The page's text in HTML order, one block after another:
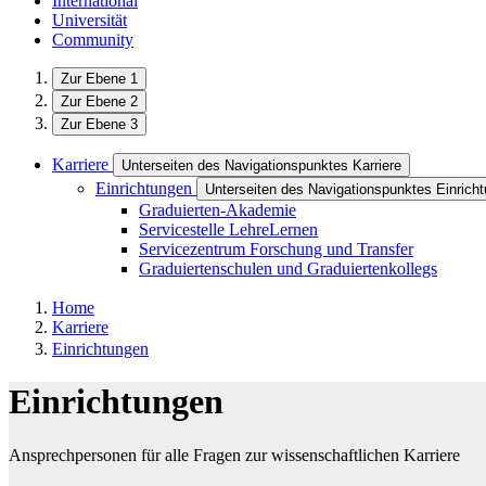
Universität
Community
Zur Ebene 1
Zur Ebene 2
Zur Ebene 3
Karriere Unterseiten des Navigationspunktes Karriere
Einrichtungen Unterseiten des Navigationspunktes
Graduierten-Akademie
Servicestelle LehreLernen
Servicezentrum Forschung und Transfer
Graduiertenschulen und Graduiertenkollegs
Home
Karriere
Einrichtungen
Einrichtungen
Ansprechpersonen für alle Fragen zur wissenschaftlichen Karriere